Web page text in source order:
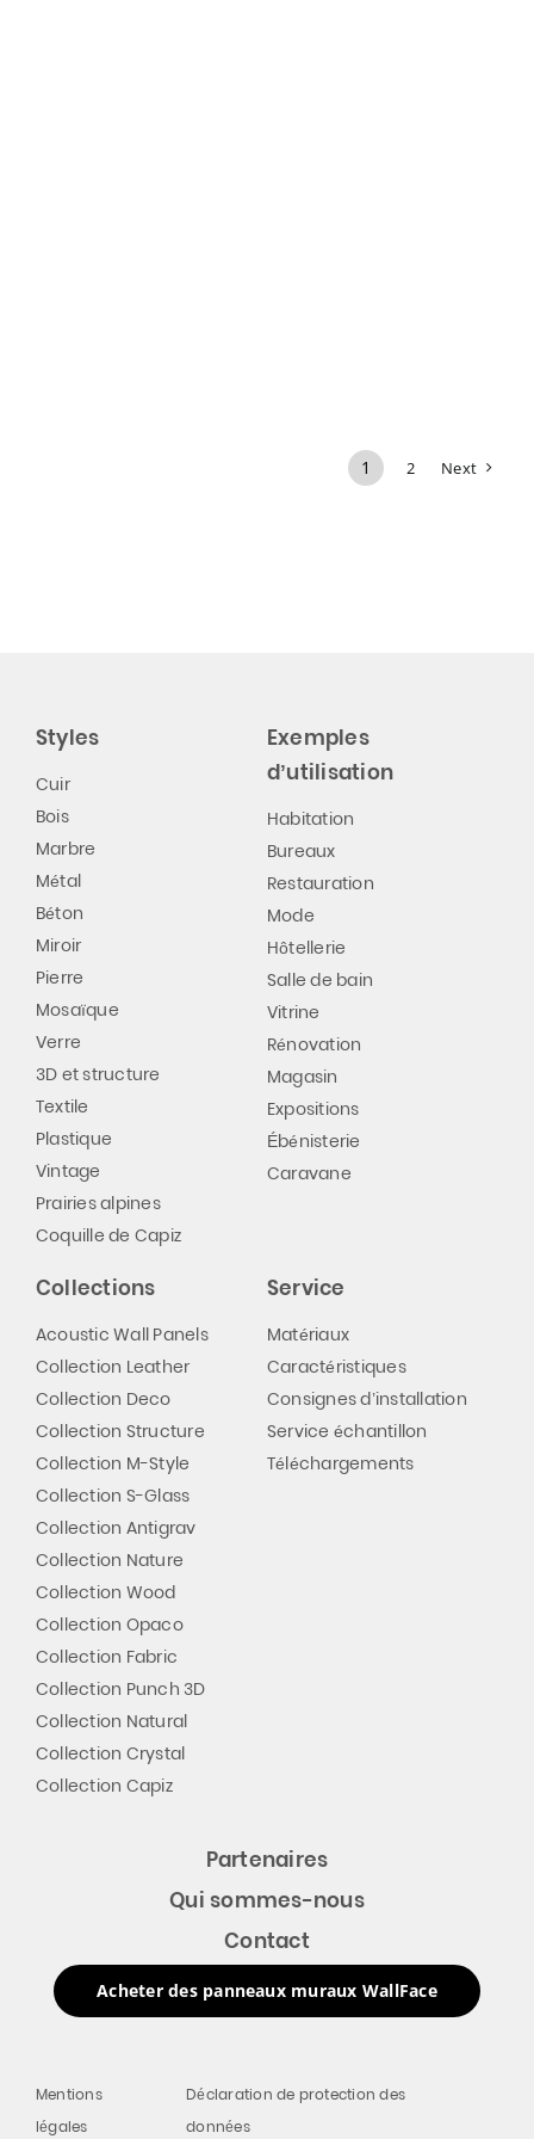
1 2 Next
Styles
Cuir
Bois
Marbre
Métal
Béton
Miroir
Pierre
Mosaïque
Verre
3D et structure
Textile
Plastique
Vintage
Prairies alpines
Coquille de Capiz
Exemples
d’utilisation
Habitation
Bureaux
Restauration
Mode
Hôtellerie
Salle de bain
Vitrine
Rénovation
Magasin
Expositions
Ébénisterie
Caravane
Collections
Acoustic Wall Panels
Collection Leather
Collection Deco
Collection Structure
Collection M-Style
Collection S-Glass
Collection Antigrav
Collection Nature
Collection Wood
Collection Opaco
Collection Fabric
Collection Punch 3D
Collection Natural
Collection Crystal
Collection Capiz
Service
Matériaux
Caractéristiques
Consignes d’installation
Service échantillon
Téléchargements
Partenaires
Qui sommes-nous
Contact
Acheter des panneaux muraux WallFace
Mentions
légales
Déclaration de protection des
données